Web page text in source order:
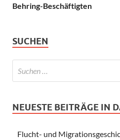
Behring-Beschäftigten
SUCHEN
NEUESTE BEITRÄGE IN
Flucht- und